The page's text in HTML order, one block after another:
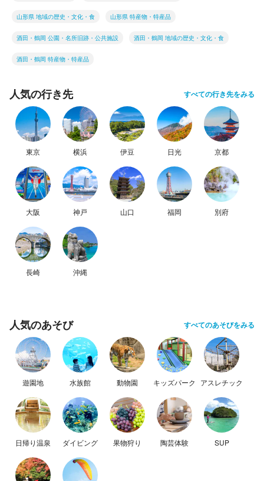
山形県 地域の歴史・文化・食 山形県 特産物・特産品
酒田・鶴岡 公園・名所旧跡・公共施設 酒田・鶴岡 地域の歴史・文化・食
酒田・鶴岡 特産物・特産品
人気の行き先 すべての行き先をみる
東京 横浜 伊豆 日光 京都
大阪 神戸 山口 福岡 別府
長崎 沖縄
人気のあそび すべてのあそびをみる
遊園地 水族館 動物園 キッズパーク アスレチック
日帰り温泉 ダイビング 果物狩り 陶芸体験 SUP